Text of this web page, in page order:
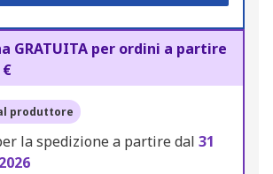
GRATUITA per ordini a partire
€
produttore
la spedizione a partire dal 31